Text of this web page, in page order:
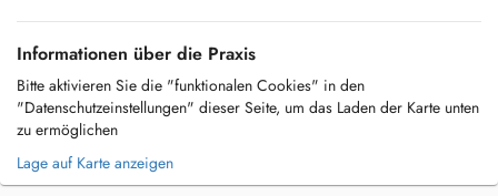
Informationen über die Praxis
Bitte aktivieren Sie die "funktionalen Cookies" in den
"Datenschutzeinstellungen" dieser Seite, um das Laden der Karte unten
zu ermöglichen
Lage auf Karte anzeigen